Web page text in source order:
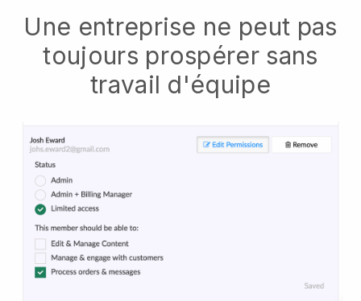
Une entreprise ne peut pas
toujours prospérer sans
travail d'équipe